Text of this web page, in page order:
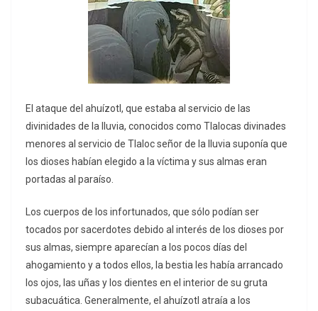
El ataque del ahuízotl, que estaba al servicio de las
divinidades de la lluvia, conocidos como Tlalocas divinades
menores al servicio de Tlaloc señor de la lluvia suponía que
los dioses habían elegido a la víctima y sus almas eran
portadas al paraíso.
Los cuerpos de los infortunados, que sólo podían ser
tocados por sacerdotes debido al interés de los dioses por
sus almas, siempre aparecían a los pocos días del
ahogamiento y a todos ellos, la bestia les había arrancado
los ojos, las uñas y los dientes en el interior de su gruta
subacuática. Generalmente, el ahuízotl atraía a los